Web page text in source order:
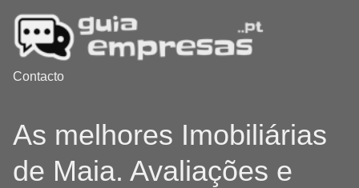
Contacto
As melhores Imobiliárias
de Maia. Avaliações e